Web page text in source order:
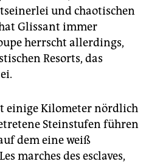
und chaotischen
Glissant immer
herrscht allerdings,
Resorts, das
einige Kilometer nördlich
Steinstufen führen
dem eine weiß
marches des es­claves,